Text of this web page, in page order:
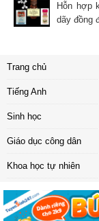
Hỗn hợp
dãy đồng
Trang chủ
Tiếng Anh
Sinh học
Giáo dục công dân
Khoa học tự nhiên